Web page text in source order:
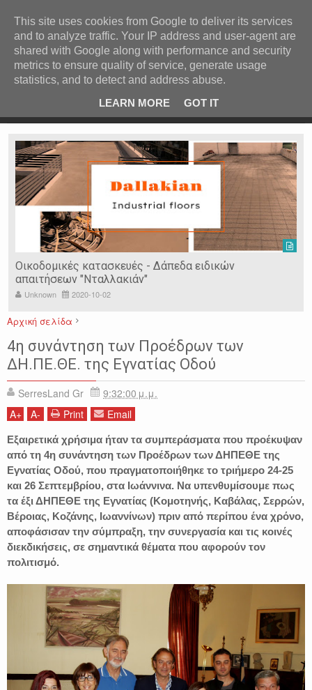
Κατερίνα Περιστέρη: «Οι εργασίες στον Τύμβο Καστά
Οικοδομικές κατασκευές - Δάπεδα ειδικών
απαιτήσεων "Νταλλακιάν"
Unknown 2020-10-02
Αρχική σελίδα
ΔΗΠΕΘΕ
ΔΗΠΕΘΕ ΕΓΝΑΤΙΑΣ ΟΔΟΥ
ΔΗΠΕΘΕ ΣΕΡΡΩΝ
ΕΙΔΗΣΕΙΣ
ΣΕΡΡΕΣ ΣΟΦΙΑ ΜΠΙΤΖΙΔΟΥ
4η συνάντηση των Προέδρων των
ΔΗ.ΠΕ.ΘΕ. της Εγνατίας Οδού
SerresLand Gr
9:32:00 μ.μ.
A+ A- Print Email
Εξαιρετικά χρήσιμα ήταν τα συμπεράσματα που προέκυψαν
από τη 4η συνάντηση των Προέδρων των ΔΗΠΕΘΕ της
Εγνατίας Οδού, που πραγματοποιήθηκε το τριήμερο 24-25
και 26 Σεπτεμβρίου, στα Ιωάννινα. Να υπενθυμίσουμε πως
τα έξι ΔΗΠΕΘΕ της Εγνατίας (Κομοτηνής, Καβάλας, Σερρών,
Βέροιας, Κοζάνης, Ιωαννίνων) πριν από περίπου ένα χρόνο,
αποφάσισαν την σύμπραξη, την συνεργασία και τις κοινές
διεκδικήσεις, σε σημαντικά θέματα που αφορούν τον
πολιτισμό.
ΚΕΝΤΡΙΚΗ ΑΝΑ ΚΑΤΗΓΟΡΙΑ
ΕΙΔΗΣΕΙΣ ΑΝΑ ΠΕΡΙΟΧΗ
ΠΡΟΣΦΑΤΑ ΝΕΑ
Ν. ΣΕΡΡΩΝ Η ΓΗ ΜΑΣ
ΤΥΧΑΙΕΣ ΑΝΑΡΤΗΣΕΙΣ/ΑΡΘΡΑ
Serres Racing Circuit
Panserraikos FC
Ikaroi B.C.
This site uses cookies from Google to deliver its services
and to analyze traffic. Your IP address and user-agent are
shared with Google along with performance and security
metrics to ensure quality of service, generate usage
statistics, and to detect and address abuse.
LEARN MORE
GOT IT